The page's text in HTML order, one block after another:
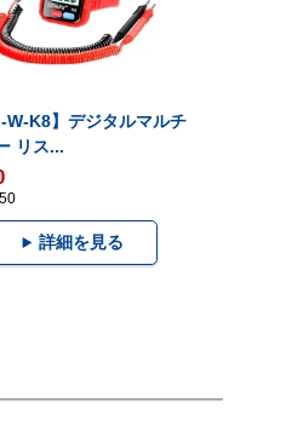
W-K8】デジタルマルチ
リス...
詳細を見る